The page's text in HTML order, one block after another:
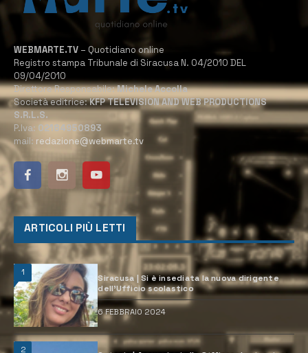
WEBMARTE.TV – Quotidiano online
Registro stampa Tribunale di Siracusa N. 04/2010 DEL
09/04/2010
Direttore Responsabile:Michele Accolla
Società editrice:KFP TELEVISION AND WEB PRODUCTIONS
S.R.L.S.
P.Iva: 02184950893
mail: redazione@webmarte.tv
ARTICOLI PIÙ LETTI
1
Siracusa | Si è insediata la nuova dirigente
dell’Ufficio scolastico
6 FEBBRAIO 2024
2